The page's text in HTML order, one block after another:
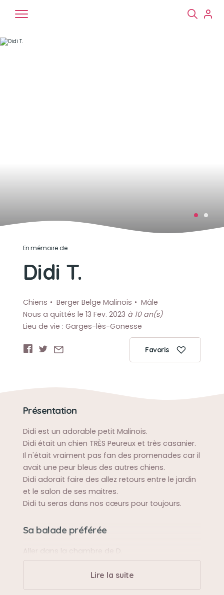
En mémoire de
Didi T.
Chiens Berger Belge Malinois
Mâle
Nous a quittés le 13 Fev. 2023 à 10 an(s)
Lieu de vie : Garges-lès-Gonesse
Favoris
Présentation
Didi est un adorable petit Malinois.
Didi était un chien TRÈS Peureux et très casanier.
Il n'était vraiment pas fan des promenades car il
avait une peur bleus des autres chiens.
Didi adorait faire des allez retours entre le jardin
et le salon de ses maitres.
Didi tu seras dans nos cœurs pour toujours.
Sa balade préférée
Aller dans la chambre de D.
Sa bêtise préféréeLire la suite